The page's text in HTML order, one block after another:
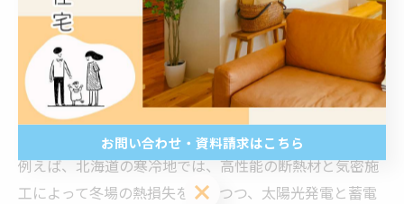
具体的な注文住宅でのZEH実践事例の紹介
実際に注文住宅でZEHを実現している事例では、施主の
ニーズと地域環境を踏まえた工夫が数多く見られます。
例えば、北海道の寒冷地では、高性能の断熱材と気密施
工によって冬場の熱損失を抑えつつ、太陽光発電と蓄電
お問い合わせ・資料請求はこちら
お問い合わせ・資料請求はこちら